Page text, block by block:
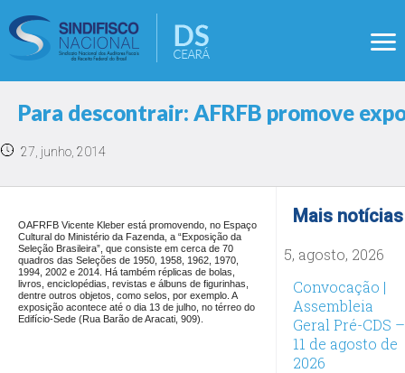
Para descontrair: AFRFB promove
27, junho, 2014
OAFRFB Vicente Kleber está promovendo, no Espaço
Cultural do Ministério da Fazenda, a “Exposição da
Seleção Brasileira”, que consiste em cerca de 70
quadros das Seleções de 1950, 1958, 1962, 1970,
1994, 2002 e 2014. Há também réplicas de bolas,
livros, enciclopédias, revistas e álbuns de figurinhas,
dentre outros objetos, como selos, por exemplo. A
exposição acontece até o dia 13 de julho, no térreo do
Edifício-Sede (Rua Barão de Aracati, 909).
Mais notícias
5, agosto, 2026
Convocação |
Assembleia
Geral Pré-CDS –
11 de agosto de
2026